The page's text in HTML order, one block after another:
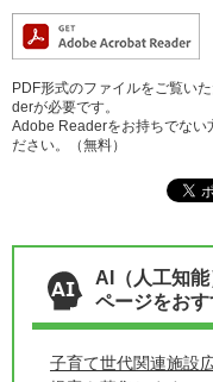
PDF形式のファイルをご覧い
derが必要です。
Adobe Readerをお持ちでない
ださい。（無料）
AI（人工知
ページをお
子育て世代関連施設